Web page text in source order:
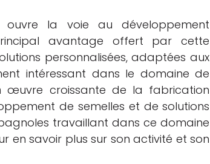
ouvre la voie au développement
avantage offert par cette
personnalisées, adaptées aux
intéressant dans le domaine de
œuvre croissante de la fabrication
de semelles et de solutions
travaillant dans ce domaine
en savoir plus sur son activité et son